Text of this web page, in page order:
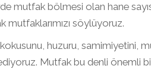
mutfak bölmesi olan hane
mutfaklarımızı söylüyoruz.
huzuru, samimiyetini,
Mutfak bu denli önemli